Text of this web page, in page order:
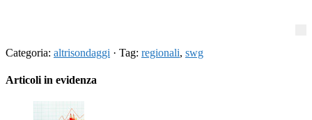
Categoria: altrisondaggi · Tag: regionali, swg
Articoli in evidenza